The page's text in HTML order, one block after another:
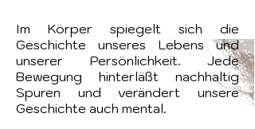
Im Körper spiegelt sich die
Geschichte unseres Lebens und
unserer Persönlichkeit. Jede
Bewegung hinterläßt nachhaltig
Spuren und verändert unsere
Geschichte auch mental.